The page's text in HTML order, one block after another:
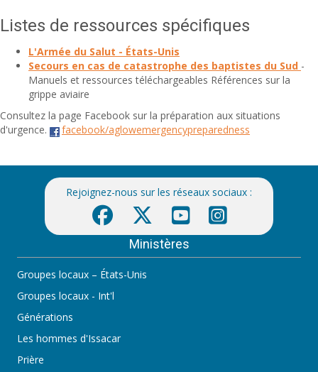
Listes de ressources spécifiques
L'Armée du Salut - États-Unis
Secours en cas de catastrophe des baptistes du Sud -
Manuels et ressources téléchargeables Références sur la
grippe aviaire
Consultez la page Facebook sur la préparation aux situations
d'urgence.
facebook/aglowemergencypreparedness
Rejoignez-nous sur les réseaux sociaux :
Ministères
Groupes locaux – États-Unis
Groupes locaux - Int'l
Générations
Les hommes d'Issacar
Prière